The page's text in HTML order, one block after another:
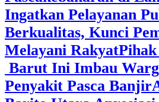
Ingatkan Pelayanan
Berkualitas, Kunci
Melayani Rakyat
Barut Ini Imbau
Penyakit Pasca Banjir